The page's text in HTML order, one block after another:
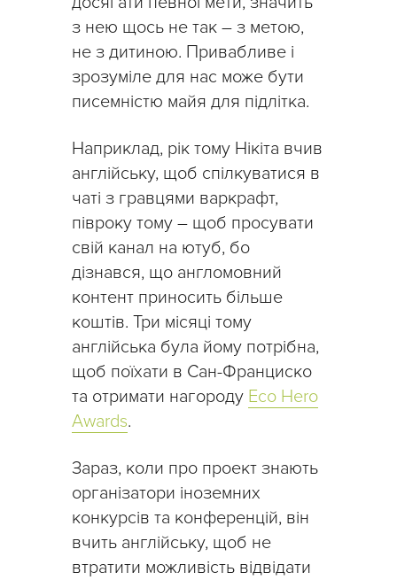
з нею щось не так – з метою,
не з дитиною. Привабливе і
зрозуміле для нас може бути
писемністю майя для підлітка.
Наприклад, рік тому Нікіта вчив
англійську, щоб спілкуватися в
чаті з гравцями варкрафт,
півроку тому – щоб просувати
свій канал на ютуб, бо
дізнався, що англомовний
контент приносить більше
коштів. Три місяці тому
англійська була йому потрібна,
щоб поїхати в Сан-Франциско
та отримати нагороду Eco Hero
Awards.
Зараз, коли про проект знають
організатори іноземних
конкурсів та конференцій, він
вчить англійську, щоб не
втратити можливість відвідати